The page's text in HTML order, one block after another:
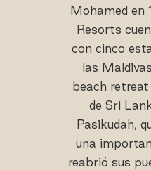
Mohamed en
Resorts
con cinco
las
beach
de Sri
Pasikudah,
una
reabrió sus